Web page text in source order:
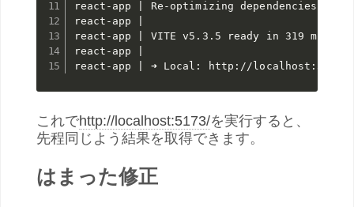
react-app | Re-optimizing dependencies
react-app |
react-app | VITE v5.3.5 ready in 319 ms
react-app |
react-app | ➜ Local: http://localhost:5173/
これでhttp://localhost:5173/を実行すると、
先程同じよう結果を取得できます。
はまった修正